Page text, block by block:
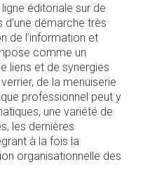
éditoriale sur de
démarche très
de l’information et
comme un
liens et de synergies
de la menuiserie
professionnel peut y
une variété de
les dernières
à la fois la
organisationnelle des